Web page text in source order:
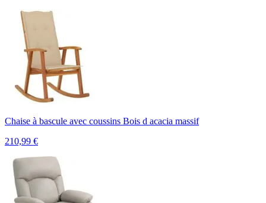
Chaise à bascule avec coussins Bois d acacia massif
210,99 €